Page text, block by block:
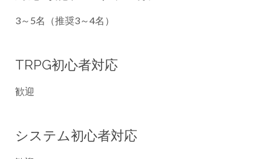
3～5名（推奨3～4名）
TRPG初心者対応
歓迎
システム初心者対応